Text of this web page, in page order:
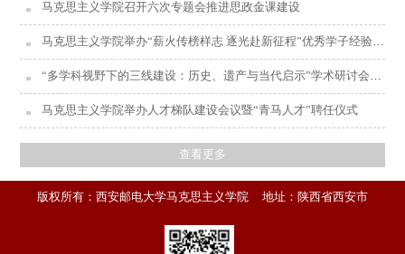
马克思主义学院召开六次专题会推进思政金课建设
马克思主义学院举办“薪火传榜样志 逐光赴新征程”优秀学子经验分享会
“多学科视野下的三线建设：历史、遗产与当代启示”学术研讨会在西安邮电大学举办
马克思主义学院举办人才梯队建设会议暨“青马人才”聘任仪式
查看更多
版权所有：西安邮电大学马克思主义学院 地址：陕西省西安市